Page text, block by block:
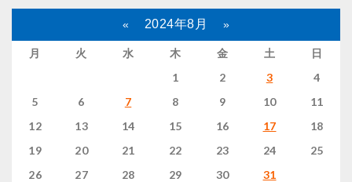
« 2024年8月 »
月 火 水 木 金 土
日
1
2 3
4
5
6 7 8 9 10
11
12
13 14 15 16 17
18
19
20 21 22 23 24
25
26
27 28 29 30 31